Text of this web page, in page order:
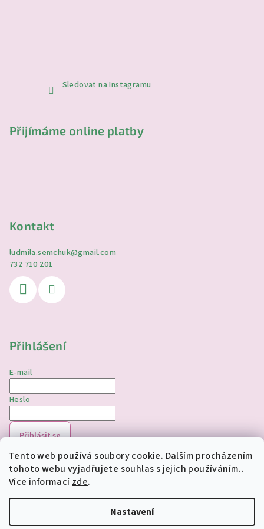
Tento web používá soubory cookie. Dalším procházením
tohoto webu vyjadřujete souhlas s jejich používáním..
Více informacízde.
Nastavení
Sledovat na Instagramu
Přijímáme online platby
Kontakt
ludmila.semchuk@gmail.com
732 710 201
Přihlášení
E-mail
Heslo
Přihlásit se
Nová registraceZapomenuté heslo
Copyright 2026jednorozciverivnas.cz. Všechna práva
Upravit nastavení cookies